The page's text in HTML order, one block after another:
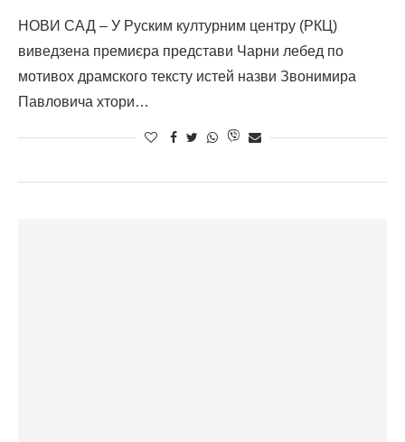
НОВИ САД – У Руским културним центру (РКЦ)
виведзена премиєра представи Чарни лебед по
мотивох драмского тексту истей назви Звонимира
Павловича хтори…